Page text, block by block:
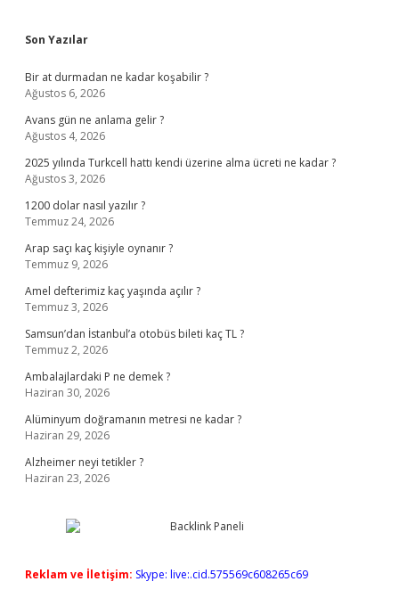
Sidebar
Son Yazılar
Bir at durmadan ne kadar koşabilir ?
Ağustos 6, 2026
Avans gün ne anlama gelir ?
Ağustos 4, 2026
2025 yılında Turkcell hattı kendi üzerine alma ücreti ne kadar ?
Ağustos 3, 2026
1200 dolar nasıl yazılır ?
Temmuz 24, 2026
Arap saçı kaç kişiyle oynanır ?
Temmuz 9, 2026
Amel defterimiz kaç yaşında açılır ?
Temmuz 3, 2026
Samsun’dan İstanbul’a otobüs bileti kaç TL ?
Temmuz 2, 2026
Ambalajlardaki P ne demek ?
Haziran 30, 2026
Alüminyum doğramanın metresi ne kadar ?
Haziran 29, 2026
Alzheimer neyi tetikler ?
Haziran 23, 2026
Reklam ve İletişim: Skype: live:.cid.575569c608265c69